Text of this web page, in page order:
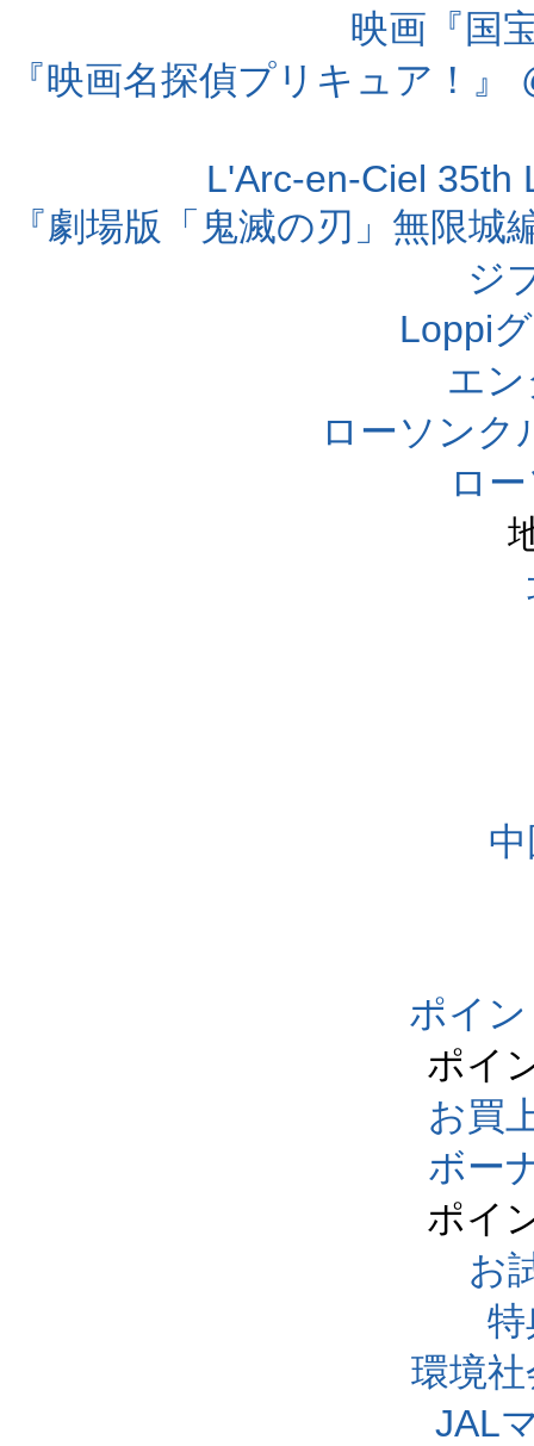
映画『国
『映画名探偵プリキュア！
L'Arc-en-Ciel 35th
『劇場版「鬼滅の刃」無限
ジ
Loppi
エ
ローソンク
ロ
ポイ
ポイ
お買
ボー
ポイ
お
環境
JAL